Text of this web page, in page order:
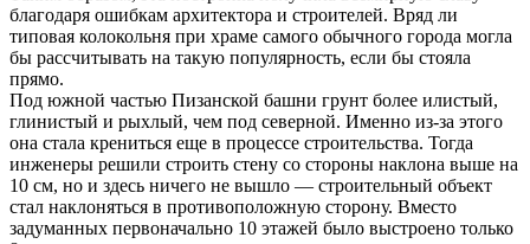
благодаря ошибкам архитектора и строителей. Вряд ли
типовая колокольня при храме самого обычного города могла
бы рассчитывать на такую популярность, если бы стояла
прямо.
Под южной частью Пизанской башни грунт более илистый,
глинистый и рыхлый, чем под северной. Именно из-за этого
она стала крениться еще в процессе строительства. Тогда
инженеры решили строить стену со стороны наклона выше на
10 см, но и здесь ничего не вышло — строительный объект
стал наклоняться в противоположную сторону. Вместо
задуманных первоначально 10 этажей было выстроено только